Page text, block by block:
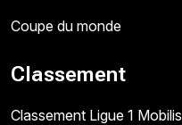
Coupe du monde
Classement
Classement Ligue 1 Mobilis